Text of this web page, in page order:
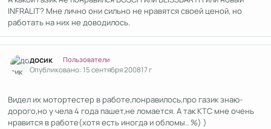
INFRALIT? Мне лично они сильно не нравятся своей ценой, но
работать на них не доводилось.
досик Пользователи
Опубликовано:15 сентября 200817 г
Видел их мотортестер в работе,понравилось,про газик знаю-
дорого,но у чела 4 года пашет,не ломается. А так КТС мне очень
нравится в работе(хотя есть иногда и обломы.. %) )